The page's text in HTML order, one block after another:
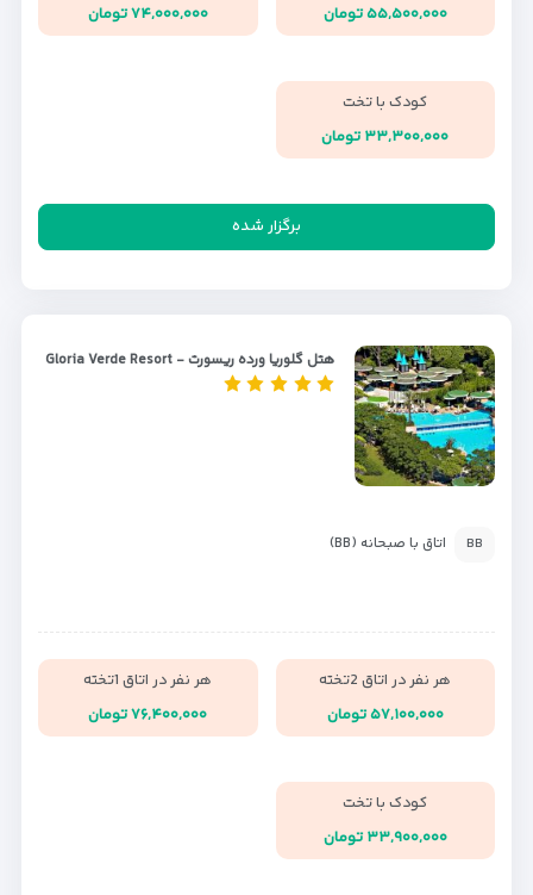
۵۵,۵۰۰,۰۰۰ تومان
۷۴,۰۰۰,۰۰۰ تومان
کودک با تخت
۳۳,۳۰۰,۰۰۰ تومان
برگزار شده
هتل گلوریا ورده ریسورت - Gloria Verde Resort
BB اتاق با صبحانه (BB)
هر نفر در اتاق 2تخته
۵۷,۱۰۰,۰۰۰ تومان
هر نفر در اتاق 1تخته
۷۶,۴۰۰,۰۰۰ تومان
کودک با تخت
۳۳,۹۰۰,۰۰۰ تومان